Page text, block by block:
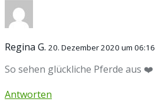
Regina G. 20. Dezember 2020 um 06:16
So sehen glückliche Pferde aus ❤️
Antworten